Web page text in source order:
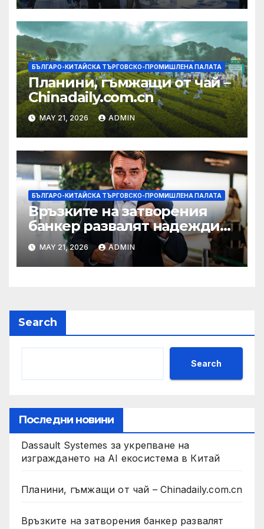
БЪЛГАРО-КИТАЙСКА ТЪРГОВСКО-ПРОМИШЛЕНА ПАЛАТА
Планини, гъмжащи от чай –
Chinadaily.com.cn
MAY 21, 2026 ADMIN
БЪЛГАРО-КИТАЙСКА ТЪРГОВСКО-ПРОМИШЛЕНА ПАЛАТА
Връзките на затворения
банкер развалят надеждите
на Флавио Болсонаро за
президент на Бразилия
MAY 21, 2026 ADMIN
Search
Search
Последни новини
Dassault Systemes за укрепване на
изграждането на AI екосистема в Китай
Планини, гъмжащи от чай – Chinadaily.com.cn
Връзките на затворения банкер развалят